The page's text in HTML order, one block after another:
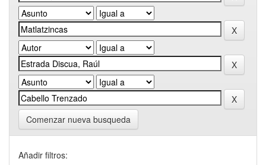
Comenzar nueva busqueda
Añadir filtros: